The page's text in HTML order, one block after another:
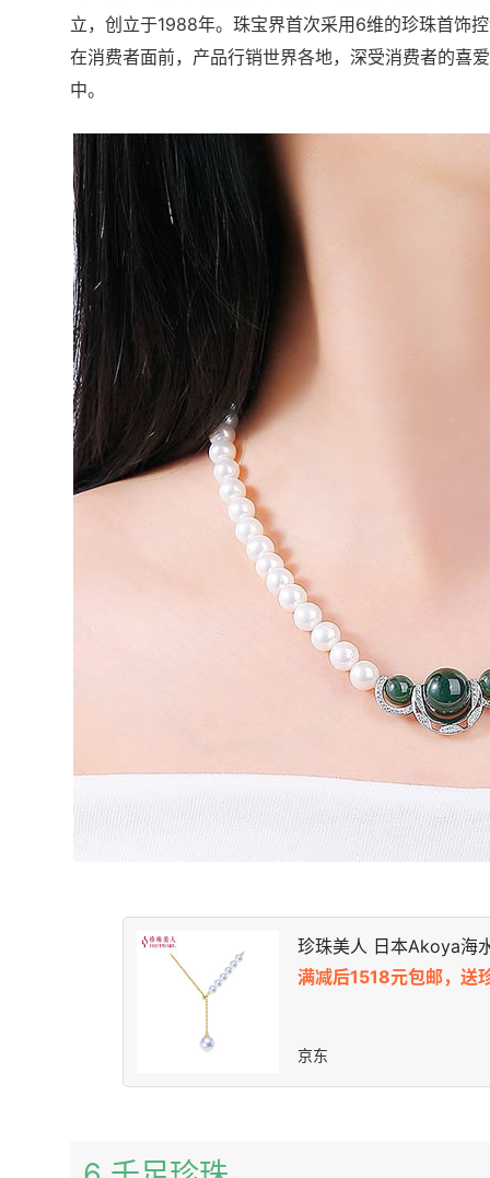
立，创立于1988年。珠宝界首次采用6维的珍珠首饰
在消费者面前，产品行销世界各地，深受消费者的喜
中。
珍珠美人 日本Akoya海
满减后1518元包邮，送
京东